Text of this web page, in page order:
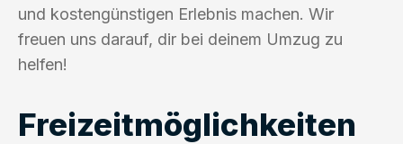
und kostengünstigen Erlebnis machen. Wir
freuen uns darauf, dir bei deinem Umzug zu
helfen!
Freizeitmöglichkeiten